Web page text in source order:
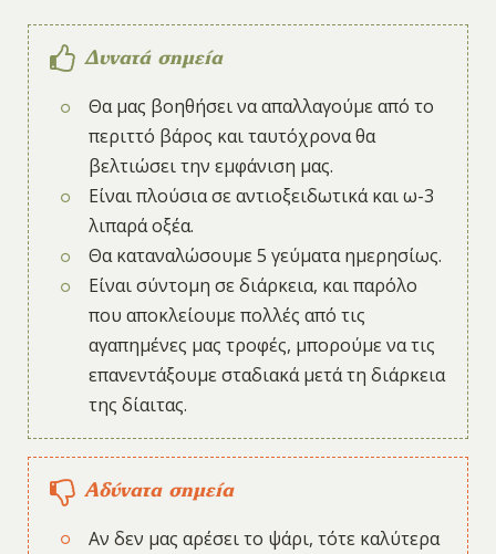
Δυνατά σημεία
Θα μας βοηθήσει να απαλλαγούμε από το
περιττό βάρος και ταυτόχρονα θα
βελτιώσει την εμφάνιση μας.
Είναι πλούσια σε αντιοξειδωτικά και ω-3
λιπαρά οξέα.
Θα καταναλώσουμε 5 γεύματα ημερησίως.
Είναι σύντομη σε διάρκεια, και παρόλο
που αποκλείουμε πολλές από τις
αγαπημένες μας τροφές, μπορούμε να τις
επανεντάξουμε σταδιακά μετά τη διάρκεια
της δίαιτας.
Αδύνατα σημεία
Αν δεν μας αρέσει το ψάρι, τότε καλύτερα